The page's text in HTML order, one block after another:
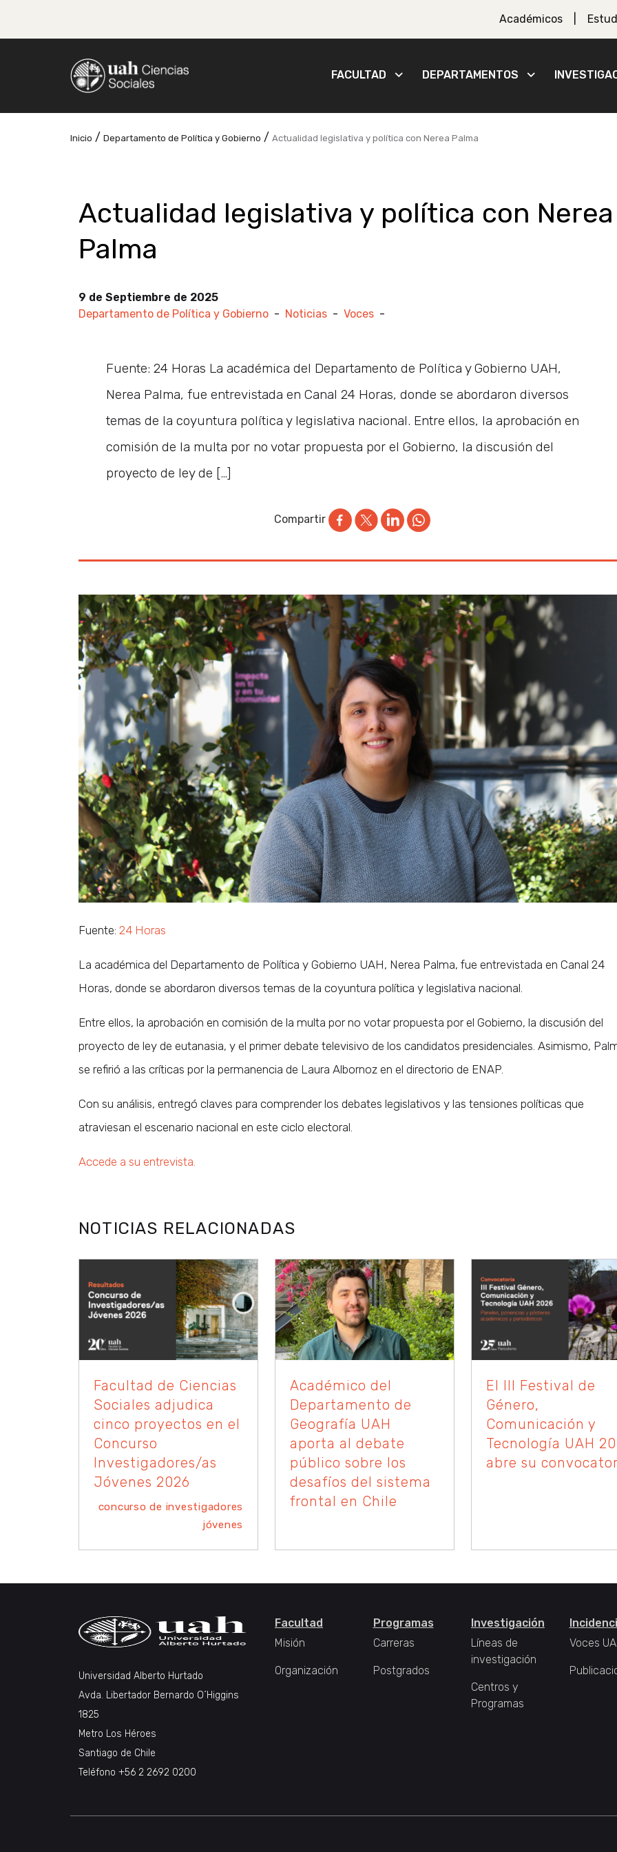
Académicos
FACULTAD DEPARTAMENTOS
Inicio / Departamento de Política y Gobierno / Actualidad legislativa y política con Nerea Palma
Actualidad legislativa y política con Nerea
Palma
9 de Septiembre de 2025
Departamento de Política y Gobierno - Noticias - Voces -
Fuente: 24 Horas La académica del Departamento de Política y Gobierno UAH,
Nerea Palma, fue entrevistada en Canal 24 Horas, donde se abordaron diversos
temas de la coyuntura política y legislativa nacional. Entre ellos, la aprobación en
comisión de la multa por no votar propuesta por el Gobierno, la discusión del
proyecto de ley de […]
Compartir
Fuente: 24 Horas
La académica del Departamento de Política y Gobierno UAH, Nerea Palma, fue entrevistada en Canal 24
Horas, donde se abordaron diversos temas de la coyuntura política y legislativa nacional.
Entre ellos, la aprobación en comisión de la multa por no votar propuesta por el Gobierno, la discusión del
proyecto de ley de eutanasia, y el primer debate televisivo de los candidatos presidenciales. Asimismo,
se refirió a las críticas por la permanencia de Laura Albornoz en el directorio de ENAP.
Con su análisis, entregó claves para comprender los debates legislativos y las tensiones políticas que
atraviesan el escenario nacional en este ciclo electoral.
Accede a su entrevista.
NOTICIAS RELACIONADAS
Facultad de Ciencias
Sociales adjudica
cinco proyectos en el
Concurso
Investigadores/as
Jóvenes 2026
concurso de investigadores
jóvenes
Académico del
Departamento de
Geografía UAH
aporta al debate
público sobre los
desafíos del sistema
frontal en Chile
El III Festival de
Género,
Comunicación y
Tecnología UAH
abre su
Universidad Alberto Hurtado
Avda. Libertador Bernardo O´Higgins
1825
Metro Los Héroes
Santiago de Chile
Teléfono +56 2 2692 0200
Facultad
Misión
Organización
Programas
Carreras
Postgrados
Investigación
Líneas de
investigación
Centros y
Programas
Voces